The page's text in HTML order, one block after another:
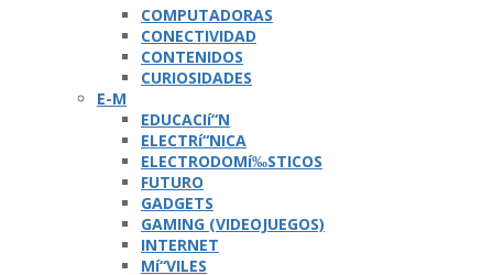
COMPUTADORAS
CONECTIVIDAD
CONTENIDOS
CURIOSIDADES
E-M
EDUCACIí“N
ELECTRí“NICA
ELECTRODOMí‰STICOS
FUTURO
GADGETS
GAMING (VIDEOJUEGOS)
INTERNET
Mí“VILES